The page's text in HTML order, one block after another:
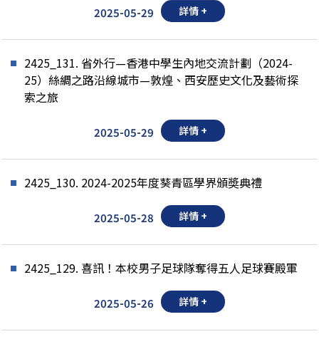
2025-05-29 詳情 +
2425_131. 省外行—香港中學生內地交流計劃（2024-
25）絲綢之路沿線城市—敦煌、西安歷史文化及藝術探
索之旅
2025-05-29 詳情 +
2425_130. 2024-2025年度葵青區學界頒奬典禮
2025-05-28 詳情 +
2425_129. 喜訊！本校男子足球隊奪得五人足球賽殿軍
2025-05-26 詳情 +